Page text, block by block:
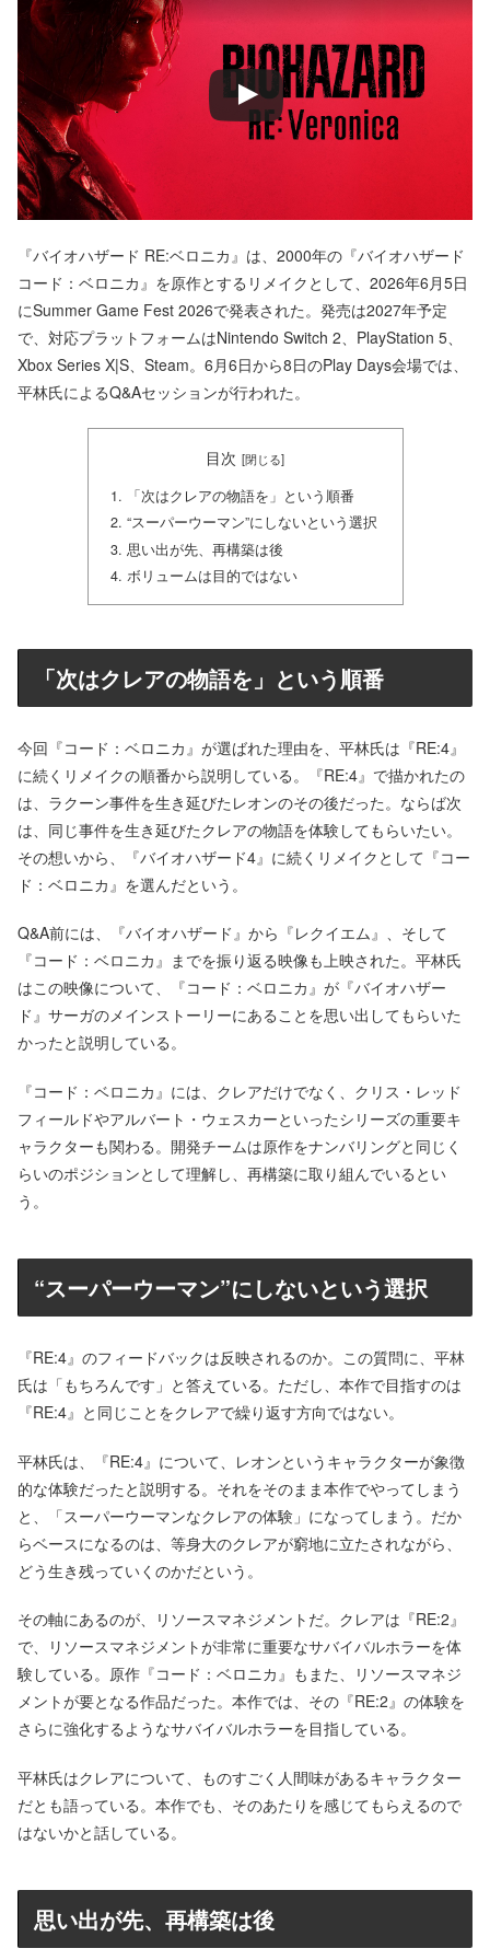
『バイオハザード RE:ベロニカ』は、2000年の『バイオハザード
コード：ベロニカ』を原作とするリメイクとして、2026年6月5日
にSummer Game Fest 2026で発表された。発売は2027年予定
で、対応プラットフォームはNintendo Switch 2、PlayStation 5、
Xbox Series X|S、Steam。6月6日から8日のPlay Days会場では、
平林氏によるQ&Aセッションが行われた。
目次
「次はクレアの物語を」という順番
“スーパーウーマン”にしないという選択
思い出が先、再構築は後
ボリュームは目的ではない
「次はクレアの物語を」という順番
今回『コード：ベロニカ』が選ばれた理由を、平林氏は『RE:4』
に続くリメイクの順番から説明している。『RE:4』で描かれたの
は、ラクーン事件を生き延びたレオンのその後だった。ならば次
は、同じ事件を生き延びたクレアの物語を体験してもらいたい。
その想いから、『バイオハザード4』に続くリメイクとして『コー
ド：ベロニカ』を選んだという。
Q&A前には、『バイオハザード』から『レクイエム』、そして
『コード：ベロニカ』までを振り返る映像も上映された。平林氏
はこの映像について、『コード：ベロニカ』が『バイオハザー
ド』サーガのメインストーリーにあることを思い出してもらいた
かったと説明している。
『コード：ベロニカ』には、クレアだけでなく、クリス・レッド
フィールドやアルバート・ウェスカーといったシリーズの重要キ
ャラクターも関わる。開発チームは原作をナンバリングと同じく
らいのポジションとして理解し、再構築に取り組んでいるとい
う。
“スーパーウーマン”にしないという選択
『RE:4』のフィードバックは反映されるのか。この質問に、平林
氏は「もちろんです」と答えている。ただし、本作で目指すのは
『RE:4』と同じことをクレアで繰り返す方向ではない。
平林氏は、『RE:4』について、レオンというキャラクターが象徴
的な体験だったと説明する。それをそのまま本作でやってしまう
と、「スーパーウーマンなクレアの体験」になってしまう。だか
らベースになるのは、等身大のクレアが窮地に立たされながら、
どう生き残っていくのかだという。
その軸にあるのが、リソースマネジメントだ。クレアは『RE:2』
で、リソースマネジメントが非常に重要なサバイバルホラーを体
験している。原作『コード：ベロニカ』もまた、リソースマネジ
メントが要となる作品だった。本作では、その『RE:2』の体験を
さらに強化するようなサバイバルホラーを目指している。
平林氏はクレアについて、ものすごく人間味があるキャラクター
だとも語っている。本作でも、そのあたりを感じてもらえるので
はないかと話している。
思い出が先、再構築は後